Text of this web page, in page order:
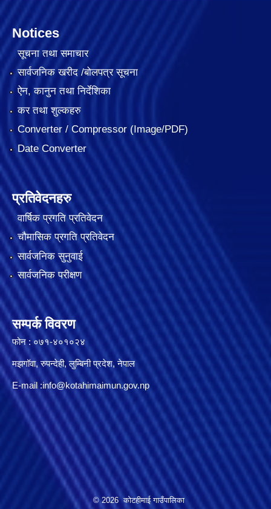
Notices
सूचना तथा समाचार
सार्वजनिक खरीद /बोलपत्र सूचना
ऐन, कानुन तथा निर्देशिका
कर तथा शुल्कहरु
Converter / Compressor (Image/PDF)
Date Converter
प्रतिवेदनहरु
वार्षिक प्रगति प्रतिवेदन
चौमासिक प्रगति प्रतिवेदन
सार्वजनिक सुनुवाई
सार्वजनिक परीक्षण
सम्पर्क विवरण
फोन : ०७१-४०१०२४
मझगॉवा, रुपन्देही, लुम्बिनी प्रदेश, नेपाल
E-mail :info@kotahimaimun.gov.np
© 2026 कोटहीमाई गाउँपालिका